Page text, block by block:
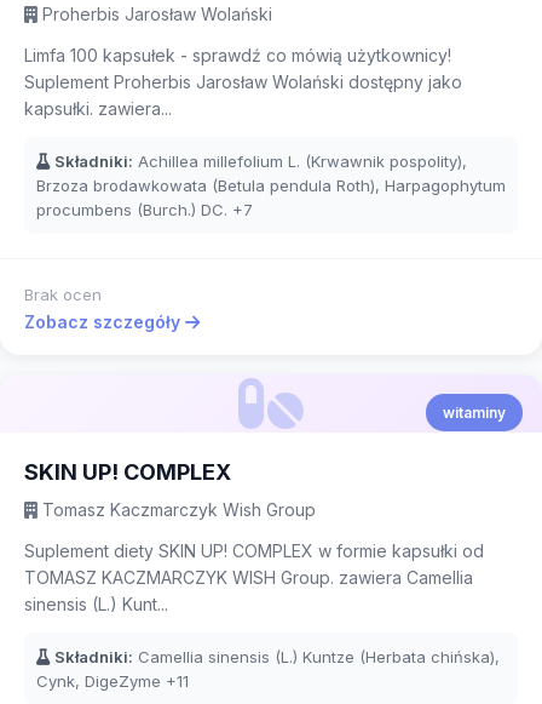
Proherbis Jarosław Wolański
Limfa 100 kapsułek - sprawdź co mówią użytkownicy!
Suplement Proherbis Jarosław Wolański dostępny jako
kapsułki. zawiera...
Składniki: Achillea millefolium L. (Krwawnik pospolity),
Brzoza brodawkowata (Betula pendula Roth), Harpagophytum
procumbens (Burch.) DC. +7
Brak ocen
Zobacz szczegóły
witaminy
SKIN UP! COMPLEX
Tomasz Kaczmarczyk Wish Group
Suplement diety SKIN UP! COMPLEX w formie kapsułki od
TOMASZ KACZMARCZYK WISH Group. zawiera Camellia
sinensis (L.) Kunt...
Składniki: Camellia sinensis (L.) Kuntze (Herbata chińska),
Cynk, DigeZyme +11